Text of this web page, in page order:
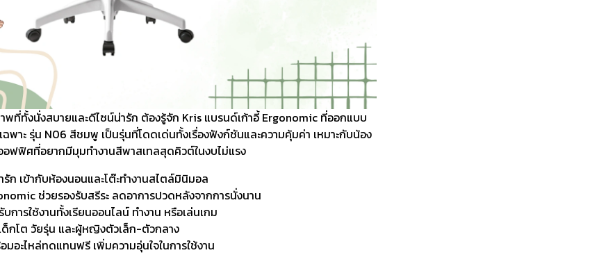
พที่ทั้งนั่งสบายและดีไซน์น่ารัก ต้องรู้จัก Kris แบรนด์เก้าอี้ Ergonomic ที่ออกแบบ
พาะ รุ่น N06 สีชมพู เป็นรุ่นที่โดดเด่นทั้งเรื่องฟังก์ชันและความคุ้มค่า เหมาะกับน้อง
ฟฟิศที่อยากมีมุมทำงานสีพาสเทลสุดคิวต์ในงบไม่แรง
ก เข้ากับห้องนอนและโต๊ะทำงานสไตล์มินิมอล
ช่วยรองรับสรีระ ลดอาการปวดหลังจากการนั่งนาน
การใช้งานทั้งเรียนออนไลน์ ทำงาน หรือเล่นเกม
ด็กโต วัยรุ่น และผู้หญิงตัวเล็ก-ตัวกลาง
อะไหล่ทดแทนฟรี เพิ่มความอุ่นใจในการใช้งาน